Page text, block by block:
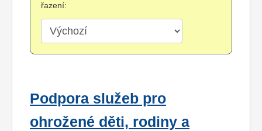
řazení:
Podpora služeb pro
ohrožené děti, rodiny a